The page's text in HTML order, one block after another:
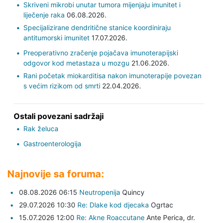
Skriveni mikrobi unutar tumora mijenjaju imunitet i
liječenje raka 06.08.2026.
Specijalizirane dendritične stanice koordiniraju
antitumorski imunitet17.07.2026.
Preoperativno zračenje pojačava imunoterapijski
odgovor kod metastaza u mozgu 21.06.2026.
Rani početak miokarditisa nakon imunoterapije povezan
s većim rizikom od smrti22.04.2026.
Ostali povezani sadržaji
Rak želuca
Gastroenterologija
Najnovije sa foruma:
08.08.2026 06:15 Neutropenija Quincy
29.07.2026 10:30 Re: Dlake kod djecaka Ogrtac
15.07.2026 12:00 Re: Akne Roaccutane Ante Perica, dr.